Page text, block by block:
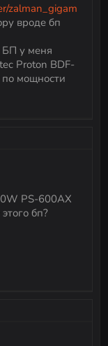
zalman_gigam
вроде бп
БП у меня
Proton BDF-
по мощности
PS-600AX
бп?